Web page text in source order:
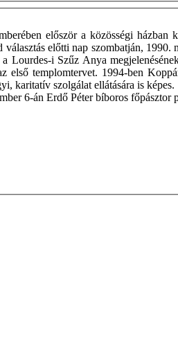
először a közösségi házban
előtti nap szombatján, 1990.
Lourdes-i Szűz Anya
templomtervet. 1994-ben
karitatív szolgálat ellátására is képes.
6-án Erdő Péter bíboros főpásztor